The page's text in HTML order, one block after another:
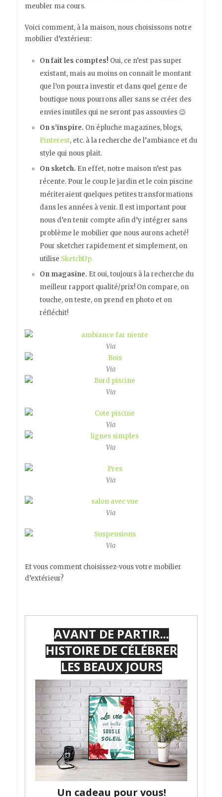
meubler ma cours.
Voici comment, à la maison, nous choisissons notre
mobilier d’extérieur:
On fait les comptes! Oui, ce n’est pas super
existant, mais au moins on connait le montant
que l’on pourra investir et dans quel genre de
boutique nous pourrons aller sans se créer des
envies inutiles qui ne seront pas assouvies 😉
On s’inspire. On épluche magazines, blogs,
Pinterest, etc. à la recherche de l’ambiance et du
style qui nous plait.
On sketch. En effet, notre maison n’est pas
récente. Pour le coup le jardin et le coin piscine
mériteraient quelques petites transformations
dans les années à venir. Il est important pour
nous d’en tenir compte afin d’y intégrer sans
problème le mobilier que nous aurons acheté!
Pour sketcher rapidement et simplement, on
utilise SketchUp.
On magasine. Et oui, toujours à la recherche du
meilleur rapport qualité/prix! On compare, on
touche, on teste, on prend en photo et on
réfléchit!
Via
Via
Via
Via
Via
Via
Via
Via
Et vous comment choisissez-vous votre mobilier
d’extérieur?